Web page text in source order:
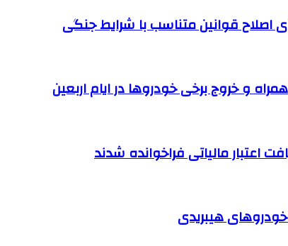
قوانین متناسب با شرایط جنگی
و خروج برخی خودروها در ایام اربعین
اعتبار مالیاتی فراخوانده شدند
هیبریدی